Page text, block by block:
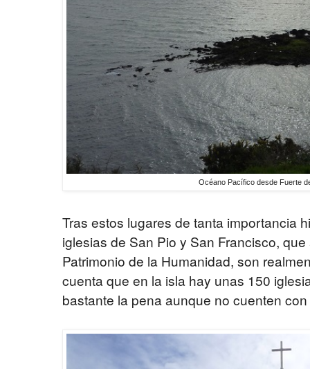
Océano Pacífico desde Fuerte
Tras estos lugares de tanta importancia
iglesias de San Pio y San Francisco,
Patrimonio de la Humanidad, son
cuenta que en la isla hay unas 150
bastante la pena aunque no cuenten